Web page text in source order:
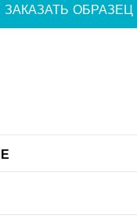
ЗАКАЗАТЬ ОБРАЗЕЦ